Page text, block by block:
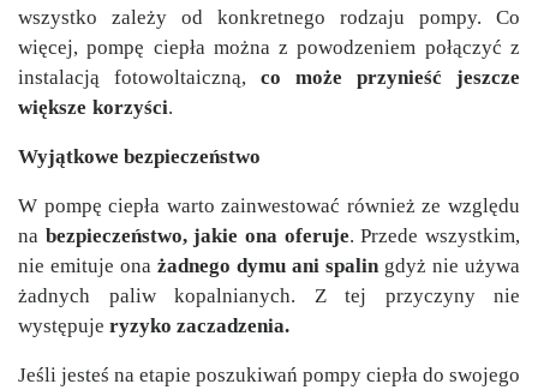
wszystko zależy od konkretnego rodzaju pompy. Co
więcej, pompę ciepła można z powodzeniem połączyć z
instalacją fotowoltaiczną, co może przynieść jeszcze
większe korzyści.
Wyjątkowe bezpieczeństwo
W pompę ciepła warto zainwestować również ze względu
na bezpieczeństwo, jakie ona oferuje. Przede wszystkim,
nie emituje ona żadnego dymu ani spalin gdyż nie używa
żadnych paliw kopalnianych. Z tej przyczyny nie
występuje ryzyko zaczadzenia.
Jeśli jesteś na etapie poszukiwań pompy ciepła do swojego